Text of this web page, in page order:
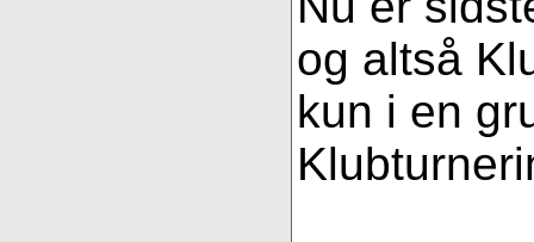
og altså
kun i en